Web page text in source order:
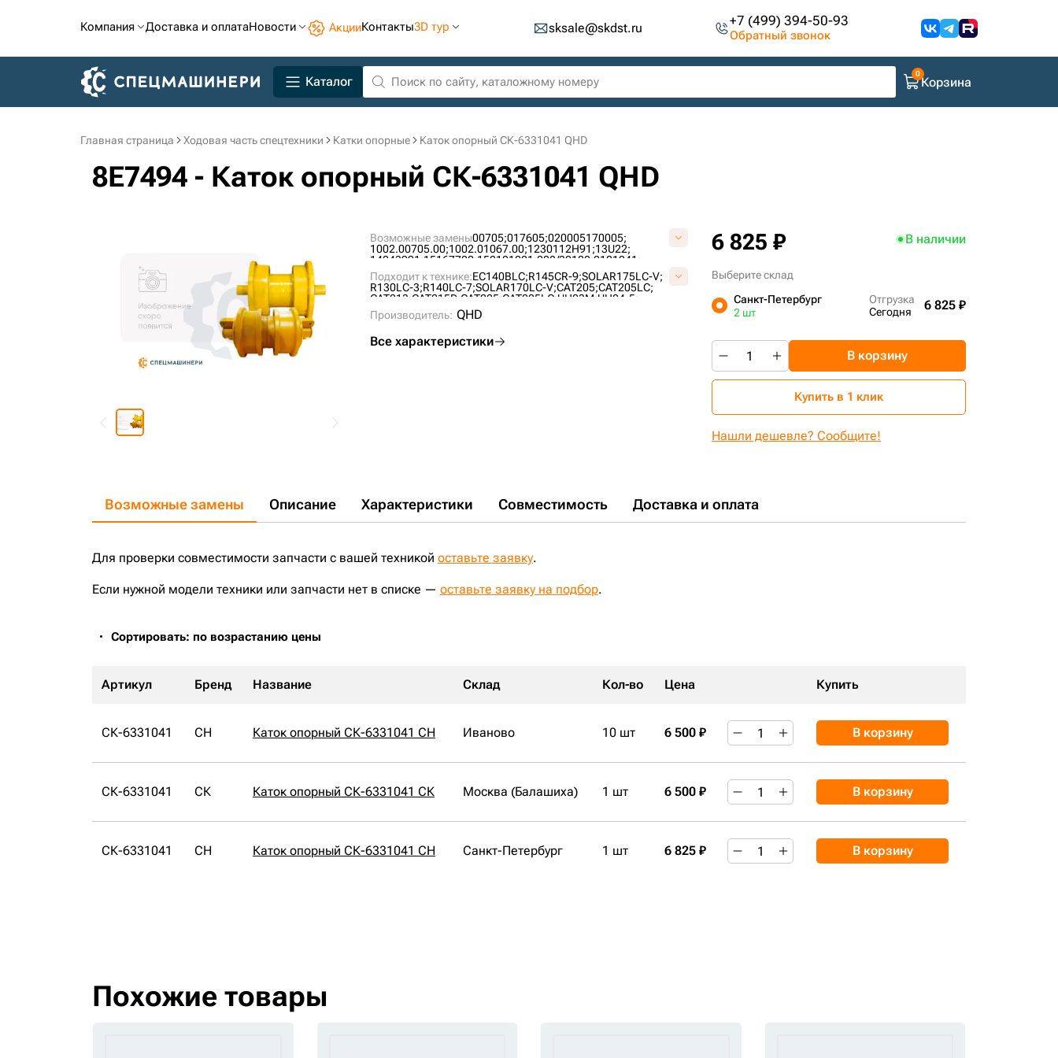
Компания Доставка и оплатаНовости АкцииКонтакты3D тур sksale@skdst.ru +7 (499) 394-50-93
Обратный звонок
Каталог Корзина
Главная страница Ходовая часть спецтехники Катки опорные Каток опорный СК-6331041 QHD
8E7494 - Каток опорный СК-6331041 QHD
Возможные замены00705;017605;020005170005;
1002.00705.00;1002.01067.00;1230112H91;13U22;
14043991;15167700;152101021;208/32100;2101041;
2101081;
213/66800;214642; 2175017;2270-6040;
2270-9403;234756;2425017605;262612;274040400001;
2934983M91;2997110M1;3018.43234;3084573M91;
3380337H91;3600161042;
484310411;4907442M91; 5004917;
515387;5209287;5209289;
Подходит к технике:EC140BLC;R145CR-9;SOLAR175LC-V;
R130LC-3;R140LC-7;SOLAR170LC-V;CAT205;CAT205LC;
CAT213;CAT215D;CAT225;CAT225LC;UH03M;UH04-5;
EC200;
Производитель: QHD
Все характеристики
6 825 ₽ В наличии
Выберите склад
Санкт-Петербург
2 шт
Отгрузка
Сегодня
6 825 ₽
В корзину
Купить в 1 клик
Нашли дешевле? Сообщите!
Возможные замены Описание Характеристики Совместимость Доставка и оплата
Для проверки совместимости запчасти с вашей техникой оставьте заявку.
Если нужной модели техники или запчасти нет в списке — оставьте заявку на подбор.
Сортировать: по возрастанию цены
Артикул Бренд Название Склад Кол-во Цена Купить
СК-6331041 CH Каток опорный СК-6331041 CH Иваново 10 шт 6 500 ₽ В корзину
СК-6331041 СК Каток опорный СК-6331041 СК Москва (Балашиха) 1 шт 6 500 ₽ В корзину
СК-6331041 CH Каток опорный СК-6331041 CH Санкт-Петербург 1 шт 6 825 ₽ В корзину
Похожие товары